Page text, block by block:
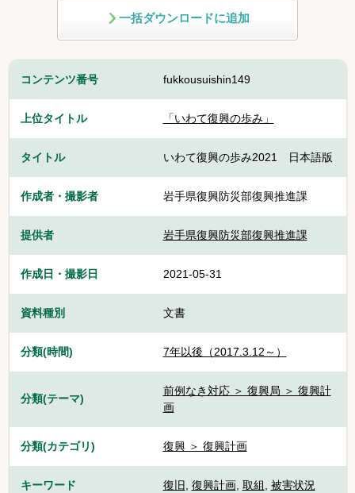
一括ダウンロードに追加
コンテンツ番号 fukkousuishin149
上位タイトル 「いわて復興の歩み」
タイトル いわて復興の歩み2021 日本語版
作成者・撮影者 岩手県復興防災部復興推進課
提供者 岩手県復興防災部復興推進課
作成日・撮影日 2021-05-31
資料種別 文書
分類(時間) 7年以後（2017.3.12～）
分類(テーマ)
前例なき対応 ＞ 復興局 ＞ 復興計
画
分類(カテゴリ) 復興 ＞ 復興計画
キーワード 復旧, 復興計画, 取組, 被害状況